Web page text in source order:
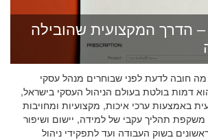
– הדרך המקצועית שהובילה
ג'לולי ב-2026: מה חובה לדעת לפני שבוחרים מנהל עסקי
דמות בולטת בעולם הניהול העסקי בישראל,
באמצעות ערכי איכות, מקצועיות ומחויבות
משקפת תהליך עקבי של למידה, יישום ושיפור
בשוק העבודה ועד לתפקידי ניהול